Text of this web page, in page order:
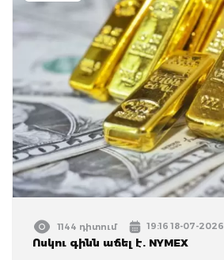
1144 դիտում 19:16 18-07-2026
Ոսկու գինն աճել է. NYMEX